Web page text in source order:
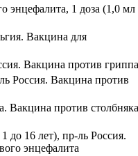
энцефалита, 1 доза (1,0 мл
Вакцина для
Вакцина против гриппа
Россия. Вакцина против
Вакцина против
до 16 лет), пр-ль Россия.
энцефалита